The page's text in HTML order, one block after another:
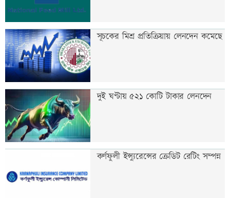
সূচকের মিশ্র প্রতিক্রিয়ায় লেনদেন কমেছে
দুই ঘণ্টায় ৫২১ কোটি টাকার লেনদেন
কর্ণফুলী ইন্স্যুরেন্সের ক্রেডিট রেটিং সম্পন্ন